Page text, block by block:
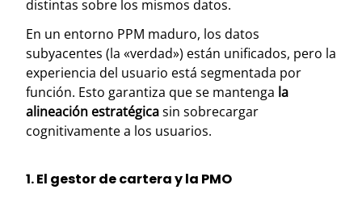
distintas sobre los mismos datos.
En un entorno PPM maduro, los datos
subyacentes (la «verdad») están unificados, pero la
experiencia del usuario está segmentada por
función. Esto garantiza que se mantenga la
alineación estratégicasin sobrecargar
cognitivamente a los usuarios.
1. El gestor de cartera y la PMO